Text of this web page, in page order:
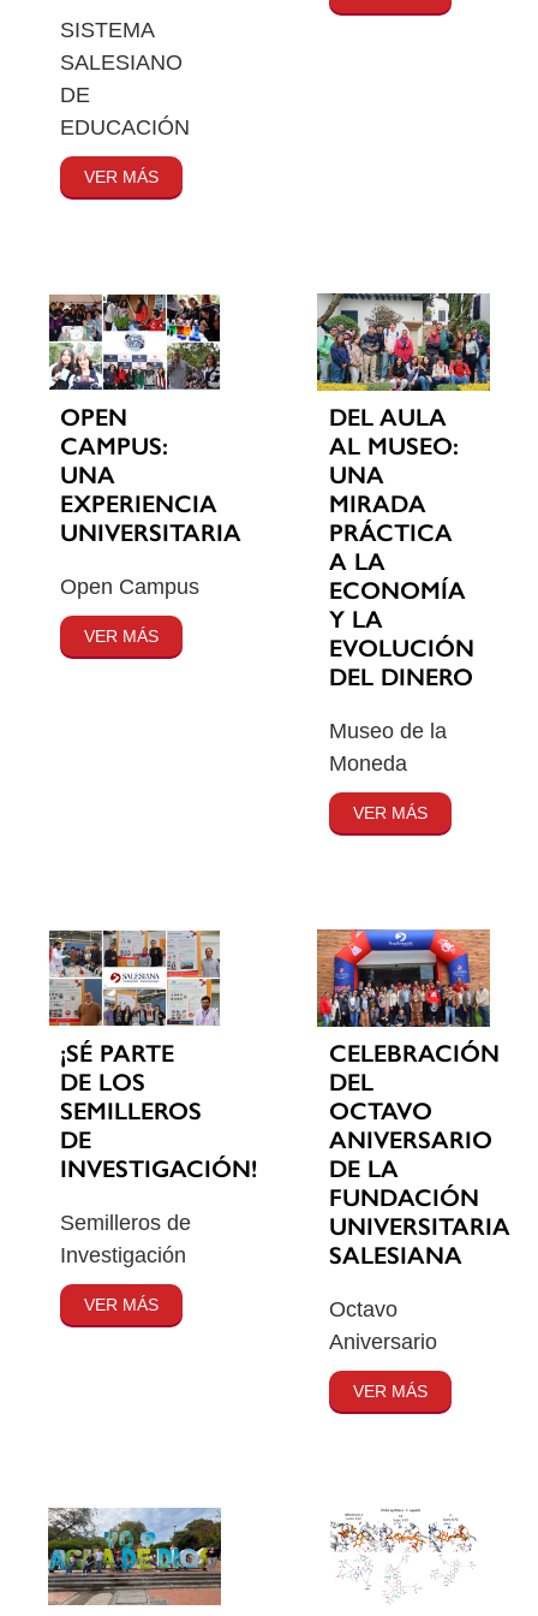
SISTEMA
SALESIANO
DE
EDUCACIÓN
VER MÁS
OPEN
CAMPUS:
UNA
EXPERIENCIA
UNIVERSITARIA
Open Campus
VER MÁS
DEL AULA
AL MUSEO:
UNA
MIRADA
PRÁCTICA
A LA
ECONOMÍA
Y LA
EVOLUCIÓN
DEL DINERO
Museo de la
Moneda
VER MÁS
¡SÉ PARTE
DE LOS
SEMILLEROS
DE
INVESTIGACIÓN!
Semilleros de
Investigación
VER MÁS
CELEBRACIÓN
DEL
OCTAVO
ANIVERSARIO
DE LA
FUNDACIÓN
UNIVERSITARIA
SALESIANA
Octavo
Aniversario
VER MÁS